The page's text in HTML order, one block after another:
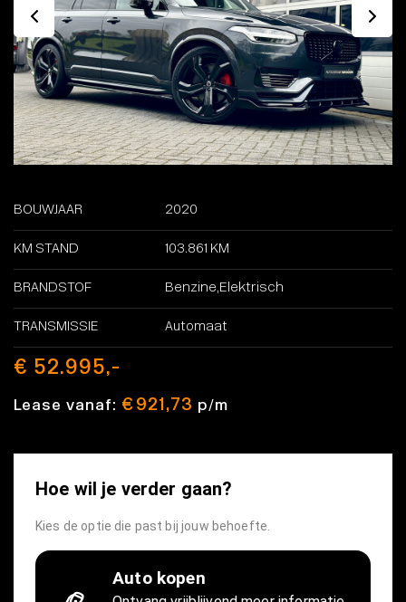
BOUWJAAR 2020
KM STAND 103.861 KM
BRANDSTOF Benzine,Elektrisch
TRANSMISSIE Automaat
€ 52.995,-
Lease vanaf: € 921,73 p/m